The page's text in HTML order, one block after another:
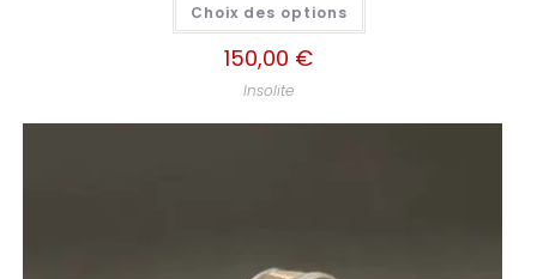
Choix des options
150,00 €
Insolite